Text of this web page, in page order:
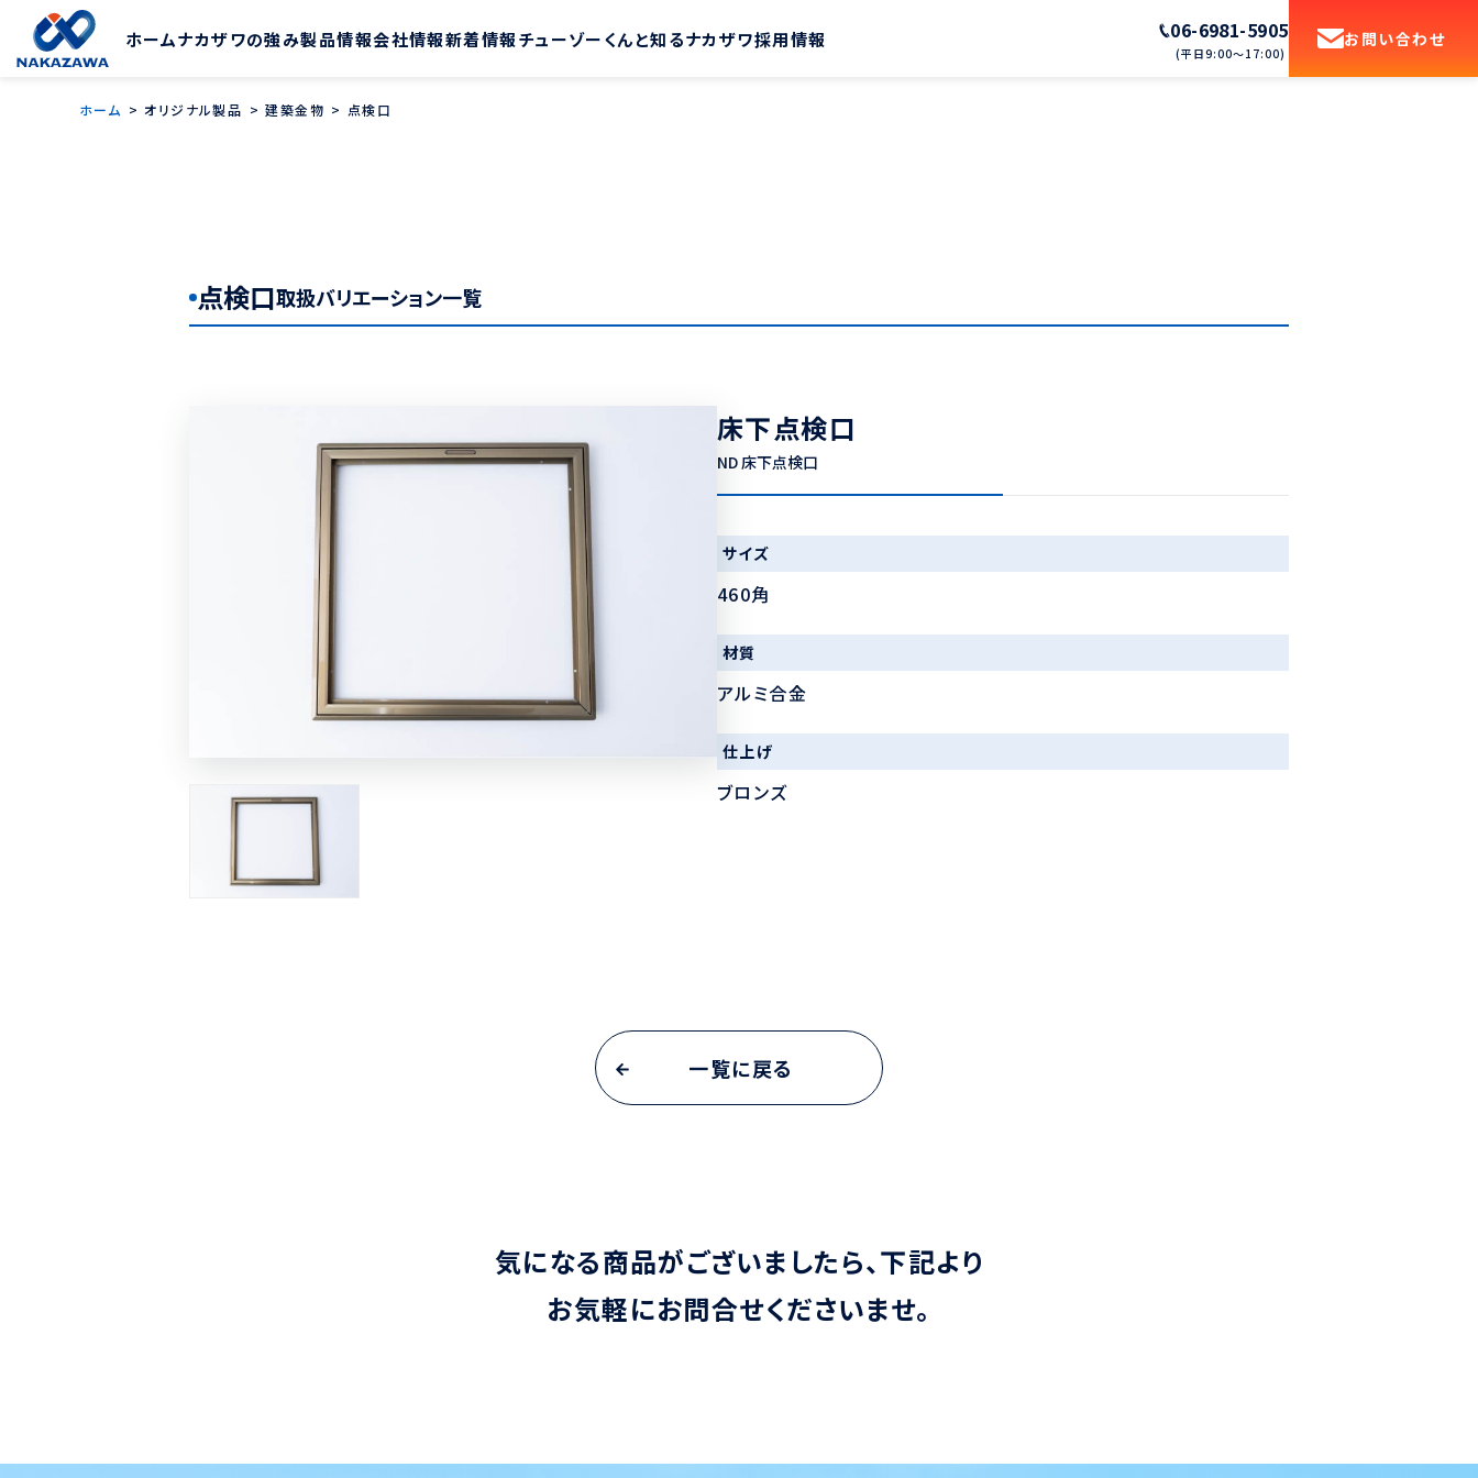
ホームナカザワの強み製品情報会社情報新着情報チューゾーくんと知るナカザワ採用情報 06-6981-5905
(平日9:00〜17:00)
お問い合わせ
ホーム オリジナル製品 建築金物 点検口
点検口取扱バリエーション一覧
床下点検口
ND 床下点検口
サイズ
460角
材質
アルミ合金
仕上げ
ブロンズ
一覧に戻る
気になる商品がございましたら、下記より
お気軽にお問合せくださいませ。